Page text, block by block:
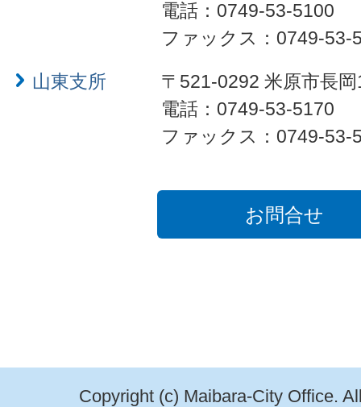
電話：0749-53-5100
ファックス：0749-53-
山東支所
〒521-0292 米原市長
電話：0749-53-5170
ファックス：0749-53-
お問合せ
Copyright (c) Maibara-City Office.